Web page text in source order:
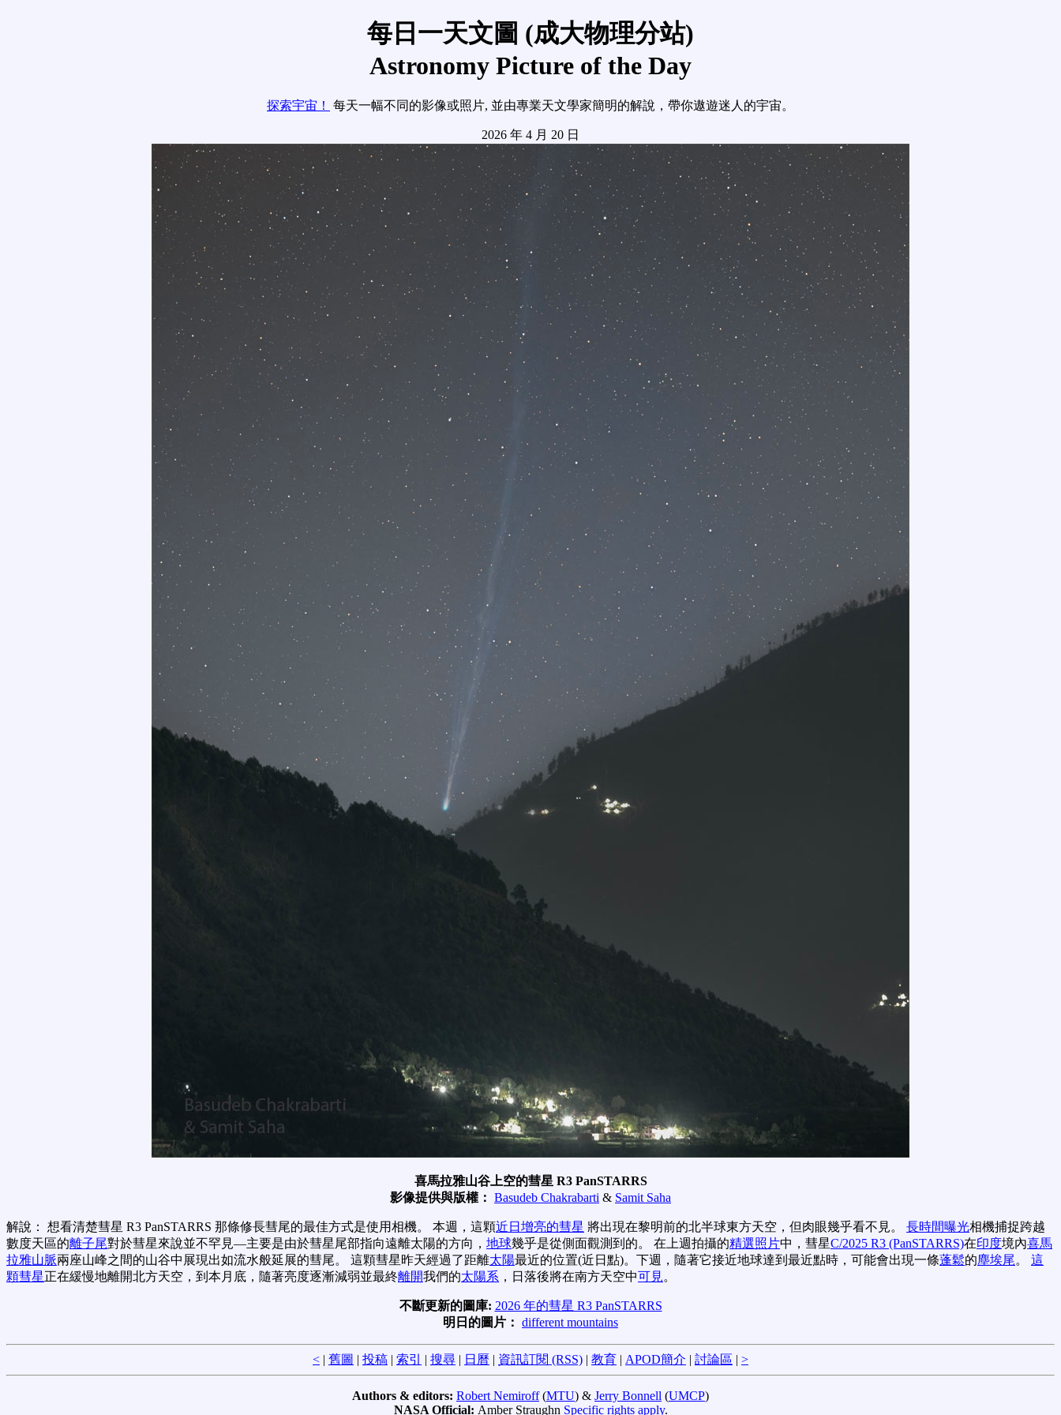
每日一天文圖 (成大物理分站)
Astronomy Picture of the Day
探索宇宙！ 每天一幅不同的影像或照片, 並由專業天文學家簡明的解說，帶你遨遊迷人的宇宙。
2026 年 4 月 20 日
喜馬拉雅山谷上空的彗星 R3 PanSTARRS
影像提供與版權： Basudeb Chakrabarti & Samit Saha
解說： 想看清楚彗星 R3 PanSTARRS 那條修長彗尾的最佳方式是使用相機。 本週，這顆近日增亮的彗星 將出現在黎明前的北半球東方天空，但肉眼幾乎看不見。 長時間曝光相機捕捉跨越
數度天區的離子尾對於彗星來說並不罕見—主要是由於彗星尾部指向遠離太陽的方向， 地球幾乎是從側面觀測到的。 在上週拍攝的精選照片中，彗星C/2025 R3 (PanSTARRS)在印度境內喜馬
拉雅山脈兩座山峰之間的山谷中展現出如流水般延展的彗尾。 這顆彗星昨天經過了距離太陽最近的位置(近日點)。下週，隨著它接近地球達到最近點時，可能會出現一條蓬鬆的塵埃尾。 這
顆彗星正在緩慢地離開北方天空，到本月底，隨著亮度逐漸減弱並最終離開我們的太陽系 ，日落後將在南方天空中可見。
不斷更新的圖庫: 2026 年的彗星 R3 PanSTARRS
明日的圖片： different mountains
< | 舊圖 | 投稿 | 索引 | 搜尋 | 日曆 | 資訊訂閱 (RSS) | 教育 | APOD簡介 | 討論區 | >
Authors & editors: Robert Nemiroff(MTU) & Jerry Bonnell (UMCP)
NASA Official: Amber Straughn Specific rights apply.